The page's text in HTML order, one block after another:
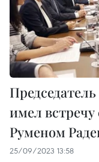
имел
Руменом
25/09/2023 13:58